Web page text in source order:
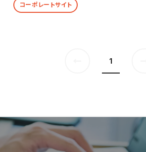
コーポレートサイト
1